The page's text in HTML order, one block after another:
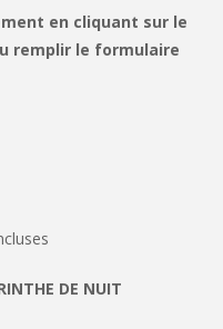
en cliquant sur le
remplir le formulaire
DE NUIT